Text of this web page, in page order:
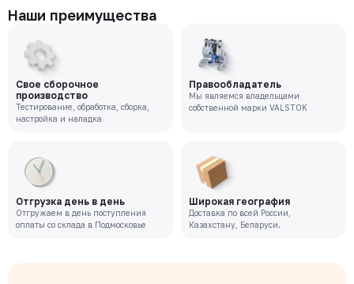
Наши преимущества
Свое сборочное
производство
Тестирование, обработка, сборка,
настройка и наладка
Правообладатель
Мы являемся владельцами
собственной марки VALSTOK
Отгрузка день в день
Отгружаем в день поступления
оплаты со склада в Подмосковье
Широкая география
Доставка по всей России,
Казахстану, Беларуси.